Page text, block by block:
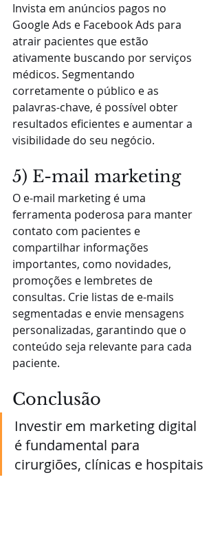
Invista em anúncios pagos no
Google Ads e Facebook Ads para
atrair pacientes que estão
ativamente buscando por serviços
médicos. Segmentando
corretamente o público e as
palavras-chave, é possível obter
resultados eficientes e aumentar a
visibilidade do seu negócio.
5) E-mail marketing
O e-mail marketing é uma
ferramenta poderosa para manter
contato com pacientes e
compartilhar informações
importantes, como novidades,
promoções e lembretes de
consultas. Crie listas de e-mails
segmentadas e envie mensagens
personalizadas, garantindo que o
conteúdo seja relevante para cada
paciente.
Conclusão
Investir em marketing digital
é fundamental para
cirurgiões, clínicas e hospitais